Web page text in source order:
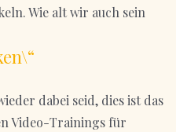
Wie alt wir auch sein
dabei seid, dies ist das
Video-Trainings für